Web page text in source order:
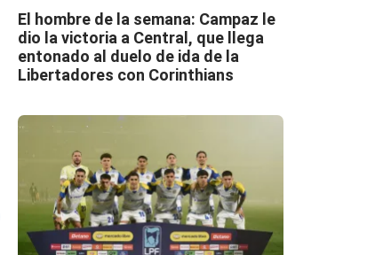
El hombre de la semana: Campaz le
dio la victoria a Central, que llega
entonado al duelo de ida de la
Libertadores con Corinthians